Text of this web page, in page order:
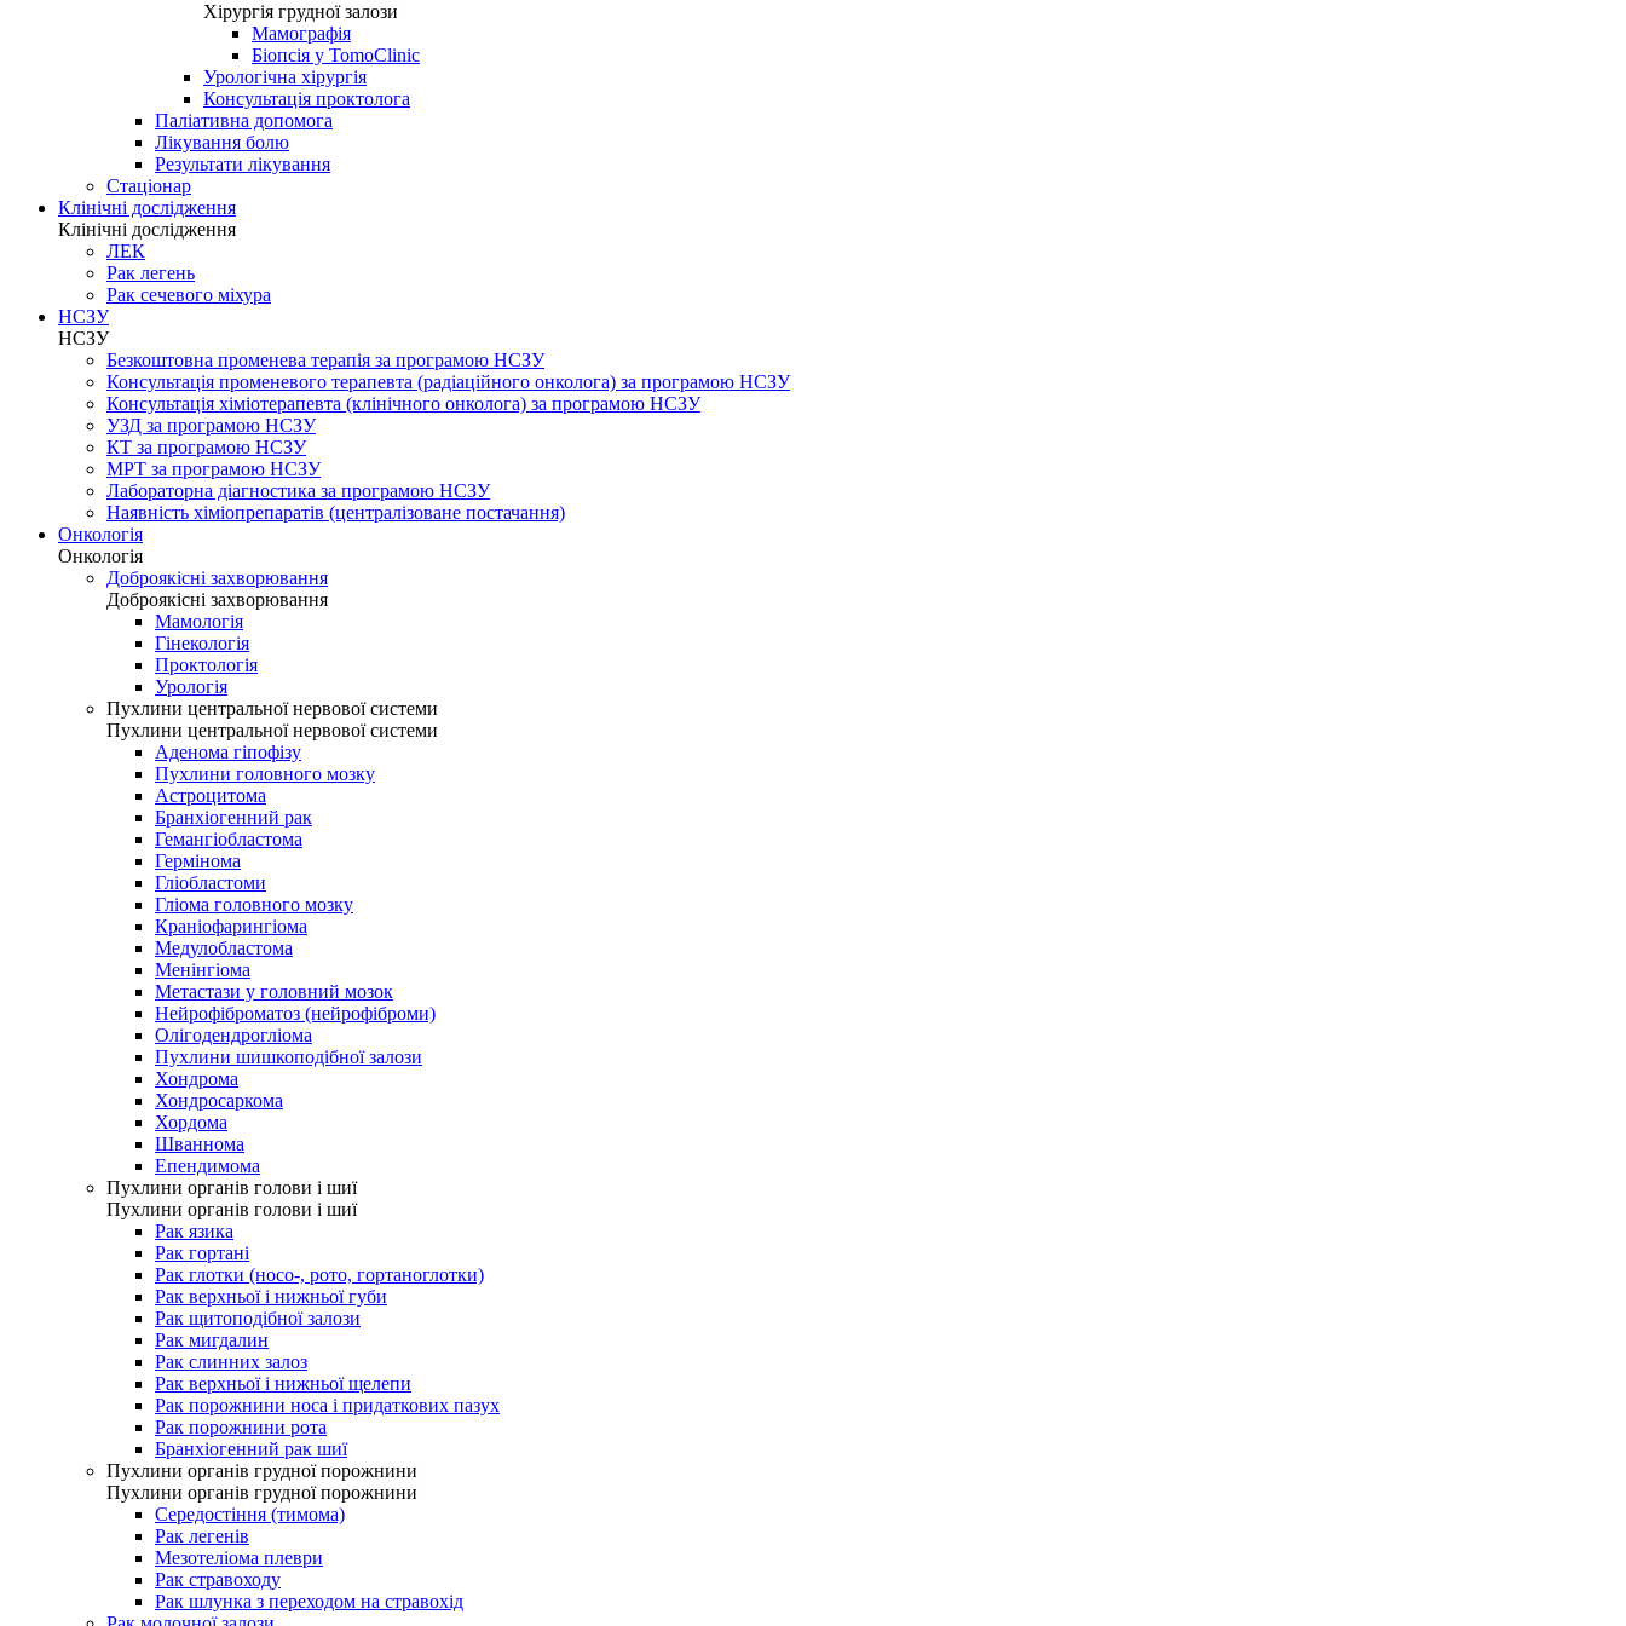
Хірургія грудної залози
Мамографія
Біопсія у TomoClinic
Урологічна хірургія
Консультація проктолога
Паліативна допомога
Лікування болю
Результати лікування
Стаціонар
Клінічні дослідження
Клінічні дослідження
ЛЕК
Рак легень
Рак сечевого міхура
НСЗУ
НСЗУ
Безкоштовна променева терапія за програмою НСЗУ
Консультація променевого терапевта (радіаційного онколога) за програмою НСЗУ
Консультація хіміотерапевта (клінічного онколога) за програмою НСЗУ
УЗД за програмою НСЗУ
КТ за програмою НСЗУ
МРТ за програмою НСЗУ
Лабораторна діагностика за програмою НСЗУ
Наявність хіміопрепаратів (централізоване постачання)
Онкологія
Онкологія
Доброякісні захворювання
Доброякісні захворювання
Мамологія
Гінекологія
Проктологія
Урологія
Пухлини центральної нервової системи
Пухлини центральної нервової системи
Аденома гіпофізу
Пухлини головного мозку
Астроцитома
Бранхіогенний рак
Гемангіобластома
Гермінома
Гліобластоми
Гліома головного мозку
Краніофарингіома
Медулобластома
Менінгіома
Метастази у головний мозок
Нейрофіброматоз (нейрофіброми)
Олігодендрогліома
Пухлини шишкоподібної залози
Хондрома
Хондросаркома
Хордома
Шваннома
Епендимома
Пухлини органів голови і шиї
Пухлини органів голови і шиї
Рак язика
Рак гортані
Рак глотки (носо-, рото, гортаноглотки)
Рак верхньої і нижньої губи
Рак щитоподібної залози
Рак мигдалин
Рак слинних залоз
Рак верхньої і нижньої щелепи
Рак порожнини носа і придаткових пазух
Рак порожнини рота
Бранхіогенний рак шиї
Пухлини органів грудної порожнини
Пухлини органів грудної порожнини
Середостіння (тимома)
Рак легенів
Мезотеліома плеври
Рак стравоходу
Рак шлунка з переходом на стравохід